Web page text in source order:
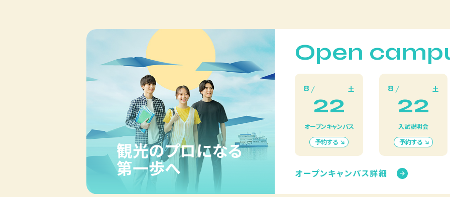
観光のプロになる
第一歩へ
Open
8 土
22
オープンキャンパス
予約する
8 土
22
入試説明会
予約する
オープンキャンパス詳細